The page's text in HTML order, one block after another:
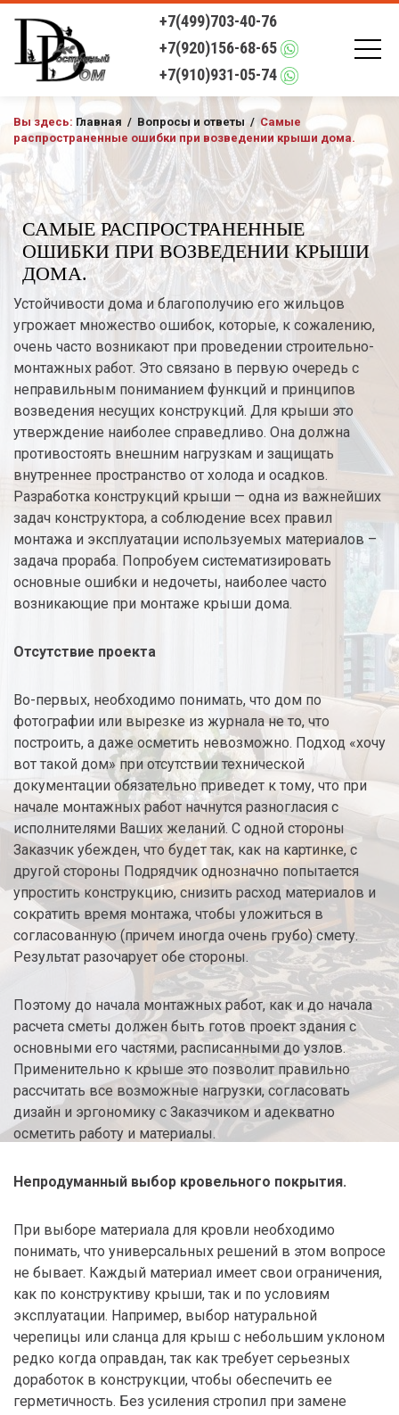
+7(499)703-40-76
+7(920)156-68-65
+7(910)931-05-74
Вы здесь: Главная / Вопросы и ответы / Самые
распространенные ошибки при возведении крыши дома.
САМЫЕ РАСПРОСТРАНЕННЫЕ
ОШИБКИ ПРИ ВОЗВЕДЕНИИ КРЫШИ
ДОМА.
Устойчивости дома и благополучию его жильцов
угрожает множество ошибок, которые, к сожалению,
очень часто возникают при проведении строительно-
монтажных работ. Это связано в первую очередь с
неправильным пониманием функций и принципов
возведения несущих конструкций. Для крыши это
утверждение наиболее справедливо. Она должна
противостоять внешним нагрузкам и защищать
внутреннее пространство от холода и осадков.
Разработка конструкций крыши — одна из важнейших
задач конструктора, а соблюдение всех правил
монтажа и эксплуатации используемых материалов –
задача прораба. Попробуем систематизировать
основные ошибки и недочеты, наиболее часто
возникающие при монтаже крыши дома.
Отсутствие проекта
Во-первых, необходимо понимать, что дом по
фотографии или вырезке из журнала не то, что
построить, а даже осметить невозможно. Подход «хочу
вот такой дом» при отсутствии технической
документации обязательно приведет к тому, что при
начале монтажных работ начнутся разногласия с
исполнителями Ваших желаний. С одной стороны
Заказчик убежден, что будет так, как на картинке, с
другой стороны Подрядчик однозначно попытается
упростить конструкцию, снизить расход материалов и
сократить время монтажа, чтобы уложиться в
согласованную (причем иногда очень грубо) смету.
Результат разочарует обе стороны.
Поэтому до начала монтажных работ, как и до начала
расчета сметы должен быть готов проект здания с
основными его частями, расписанными до узлов.
Применительно к крыше это позволит правильно
рассчитать все возможные нагрузки, согласовать
дизайн и эргономику с Заказчиком и адекватно
осметить работу и материалы.
Непродуманный выбор кровельного покрытия.
При выборе материала для кровли необходимо
понимать, что универсальных решений в этом вопросе
не бывает. Каждый материал имеет свои ограничения,
как по конструктиву крыши, так и по условиям
эксплуатации. Например, выбор натуральной
черепицы или сланца для крыш с небольшим уклоном
редко когда оправдан, так как требует серьезных
доработок в конструкции, чтобы обеспечить ее
герметичность. Без усиления стропил при замене